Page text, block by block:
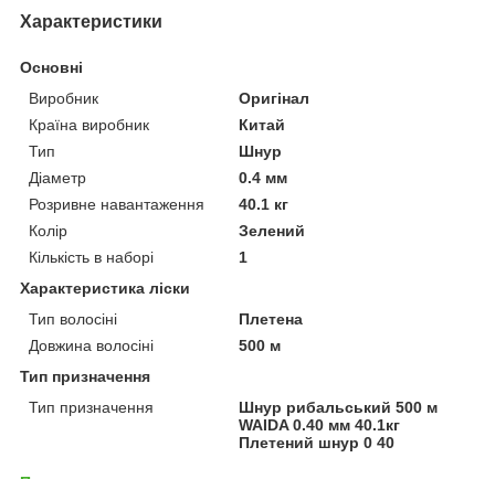
Характеристики
Основні
Виробник
Оригінал
Країна виробник
Китай
Тип
Шнур
Діаметр
0.4 мм
Розривне навантаження
40.1 кг
Колір
Зелений
Кількість в наборі
1
Характеристика ліски
Тип волосіні
Плетена
Довжина волосіні
500 м
Тип призначення
Тип призначення
Шнур рибальський 500 м
WAIDA 0.40 мм 40.1кг
Плетений шнур 0 40